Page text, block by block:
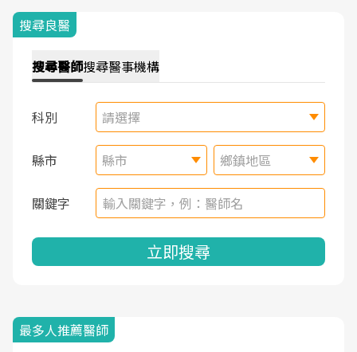
搜尋良醫
搜尋醫師搜尋醫事機構
科別 請選擇
縣市 縣市 鄉鎮地區
關鍵字
立即搜尋
最多人推薦醫師